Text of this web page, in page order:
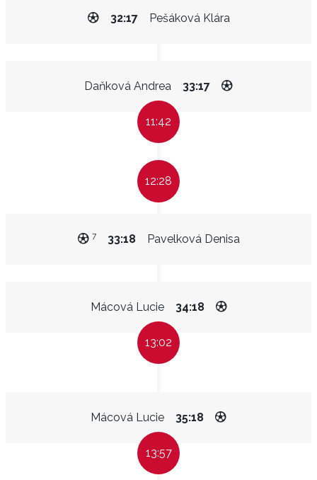
Pešáková Klára
32:17
Daňková Andrea 33:17
11:42
12:28
Pavelková Denisa
33:18
7
Mácová Lucie 34:18
13:02
Mácová Lucie 35:18
13:57